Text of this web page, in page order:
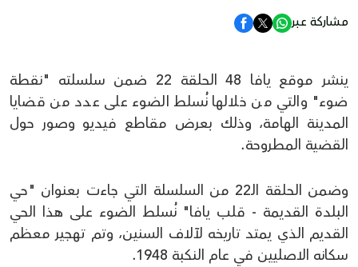
مشاركة عبر
ينشر موقع يافا 48 الحلقة 22 ضمن سلسلته "نقطة
ضوء" والتي من خلالها نُسلط الضوء على عدد من قضايا
المدينة الهامة، وذلك بعرض مقاطع فيديو وصور حول
القضية المطروحة.
وضمن الحلقة الـ22 من السلسلة التي جاءت بعنوان "حي
البلدة القديمة - قلب يافا" نُسلط الضوء على هذا الحي
القديم الذي يمتد تاريخه لآلاف السنين، وتم تهجير معظم
سكانه الاصليين في عام النكبة 1948.